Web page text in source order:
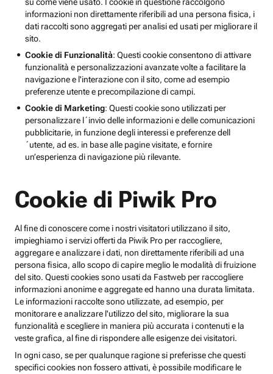
informazioni non direttamente riferibili ad una persona fisica, i
dati raccolti sono aggregati per analisi ed usati per migliorare il
sito.
Cookie di Funzionalità: Questi cookie consentono di attivare
funzionalità e personalizzazioni avanzate volte a facilitare la
navigazione e l'interazione con il sito, come ad esempio
preferenze utente e precompilazione di campi.
Cookie di Marketing: Questi cookie sono utilizzati per
personalizzare l´invio delle informazioni e delle comunicazioni
pubblicitarie, in funzione degli interessi e preferenze dell
´utente, ad es. in base alle pagine visitate, e fornire
un’esperienza di navigazione più rilevante.
Cookie di Piwik Pro
Al fine di conoscere come i nostri visitatori utilizzano il sito,
impieghiamo i servizi offerti da Piwik Pro per raccogliere,
aggregare e analizzare i dati, non direttamente riferibili ad una
persona fisica, allo scopo di capire meglio le modalità di fruizione
del sito. Questi cookies sono usati da Fastweb per raccogliere
informazioni anonime e aggregate ed hanno una durata limitata.
Le informazioni raccolte sono utilizzate, ad esempio, per
monitorare e analizzare l'utilizzo del sito, migliorare la sua
funzionalità e scegliere in maniera più accurata i contenuti e la
veste grafica, al fine di rispondere alle esigenze dei visitatori.
In ogni caso, se per qualunque ragione si preferisse che questi
specifici cookies non fossero attivati, è possibile modificare le